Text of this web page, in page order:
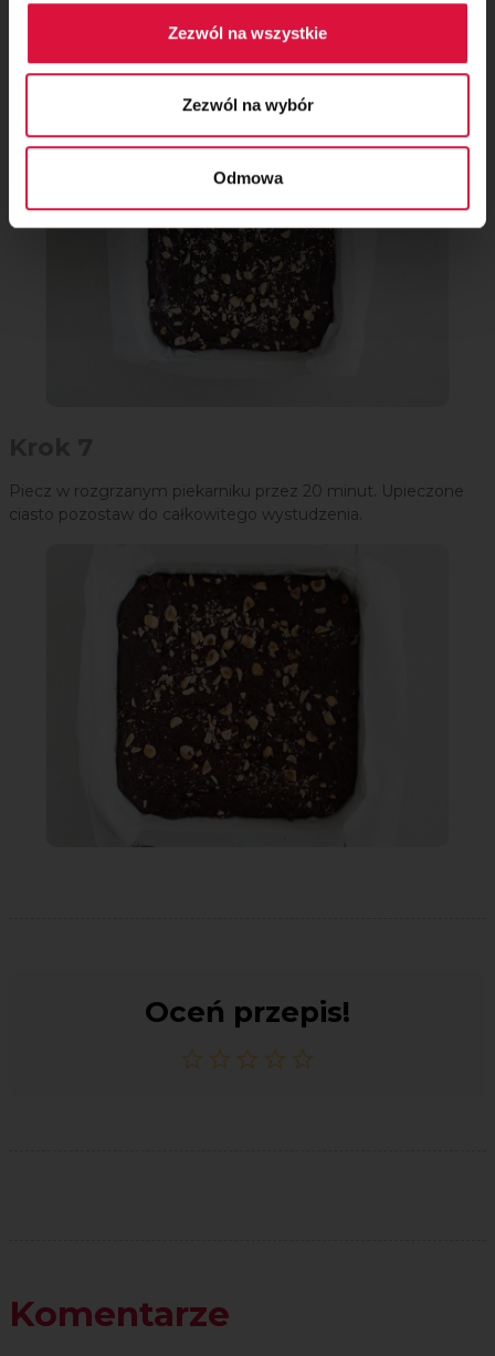
Zezwól na wszystkie
Zezwól na wybór
Odmowa
Krok 6
orzeszków.
Piecz w rozgrzanym piekarniku przez 20 minut. Upieczone
ciasto pozostaw do całkowitego wystudzenia.
Oceń przepis!
Komentarze